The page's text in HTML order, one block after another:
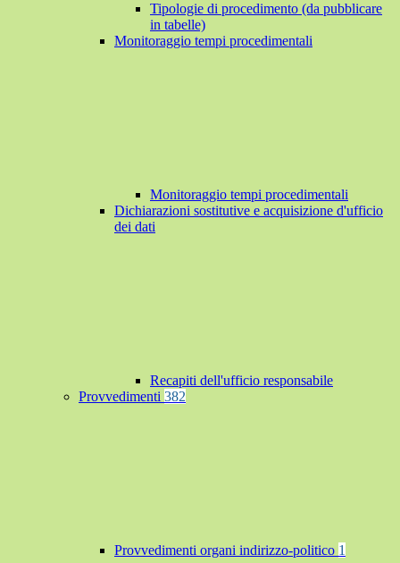
Tipologie di procedimento (da pubblicare
in tabelle)
Monitoraggio tempi procedimentali
Monitoraggio tempi procedimentali
Dichiarazioni sostitutive e acquisizione d'ufficio
dei dati
Recapiti dell'ufficio responsabile
Provvedimenti 382
Provvedimenti organi indirizzo-politico 1